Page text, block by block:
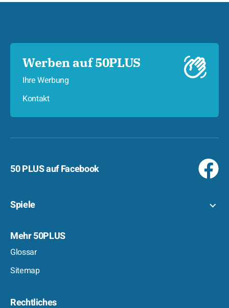
Werben auf 50PLUS
Ihre Werbung
Kontakt
50 PLUS auf Facebook
Spiele
Mehr 50PLUS
Glossar
Sitemap
Rechtliches